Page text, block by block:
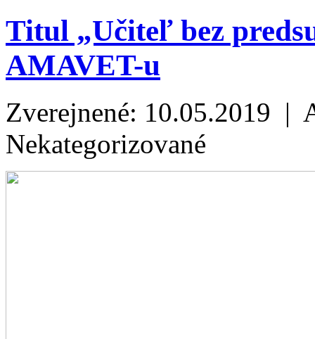
Titul „Učiteľ bez
AMAVET-u
Zverejnené: 10.05.2019 |
Nekategorizované